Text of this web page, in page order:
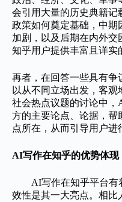
会引用大量的历史典籍记
政策如何奠定基础，中期
加剧，以及后期在内外交
知乎用户提供丰富且详实
再者，在回答一些具有
以从不同立场出发，客
社会热点议题的讨论中，
方的主要论点、论据，帮
点所在，从而引导用户进
AI写作在知乎的优势体现
AI写作在知乎平台有
效性是其一大亮点。相